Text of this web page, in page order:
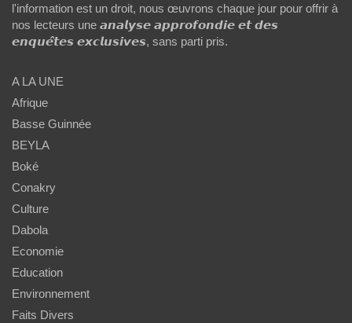
l'information est un droit, nous œuvrons chaque jour pour offrir à
nos lecteurs une 𝙖𝙣𝙖𝙡𝙮𝙨𝙚 𝙖𝙥𝙥𝙧𝙤𝙛𝙤𝙣𝙙𝙞𝙚 𝙚𝙩 𝙙𝙚𝙨
𝙚𝙣𝙦𝙪𝙚̂𝙩𝙚𝙨 𝙚𝙭𝙘𝙡𝙪𝙨𝙞𝙫𝙚𝙨, sans parti pris.
A LA UNE
Afrique
Basse Guinnée
BEYLA
Boké
Conakry
Culture
Dabola
Economie
Education
Environnement
Faits Divers